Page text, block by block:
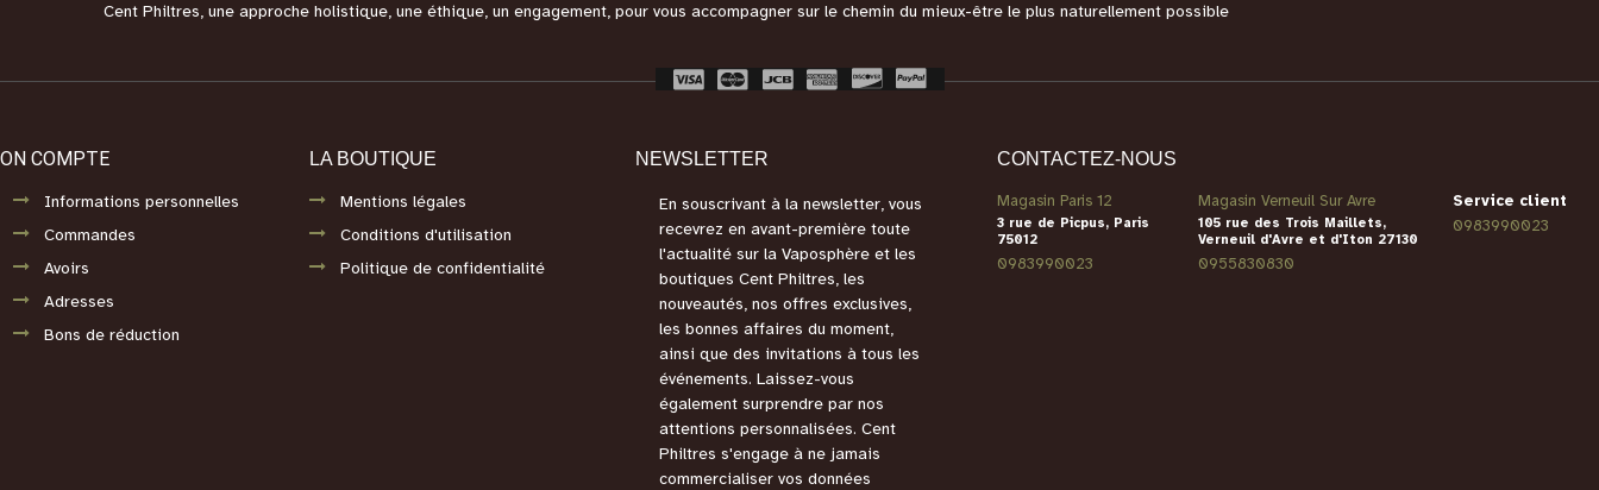
Cent Philtres, une approche holistique, une éthique, un engagement, pour vous accompagner sur le chemin du mieux-être le plus naturellement possible
COMPTE
Informations personnelles
Commandes
Avoirs
Adresses
Bons de réduction
LA BOUTIQUE
Mentions légales
Conditions d'utilisation
Politique de confidentialité
NEWSLETTER
En souscrivant à la newsletter, vous
recevrez en avant-première toute
l'actualité sur la Vaposphère et les
boutiques Cent Philtres, les
nouveautés, nos offres exclusives,
les bonnes affaires du moment,
ainsi que des invitations à tous les
événements. Laissez-vous
également surprendre par nos
attentions personnalisées. Cent
Philtres s'engage à ne jamais
commercialiser vos données
CONTACTEZ-NOUS
Magasin Paris 12
3 rue de Picpus, Paris
75012
0983990023
Magasin Verneuil Sur Avre
105 rue des Trois Maillets,
Verneuil d'Avre et d'Iton 27130
0955830830
Service client
0983990023